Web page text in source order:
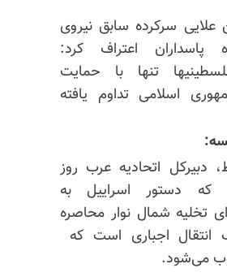
علایی سرکرده سابق نیروی
پاسداران اعتراف کرد:
تنها با حمایت
اسلامی تداوم یافته
دبیرکل اتحادیه عرب روز
دستور اسراییل به
تخلیه شمال نوار محاصره
اجباری است که
می‌شود.